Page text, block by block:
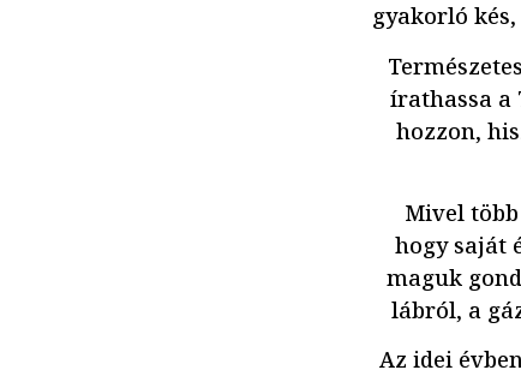
gyakorló
írathassa a
hozzon,
Mivel
hogy saját
maguk
lábról, a
Az idei